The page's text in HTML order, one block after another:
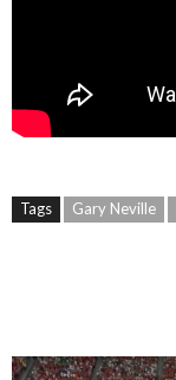
Tags Gary Neville